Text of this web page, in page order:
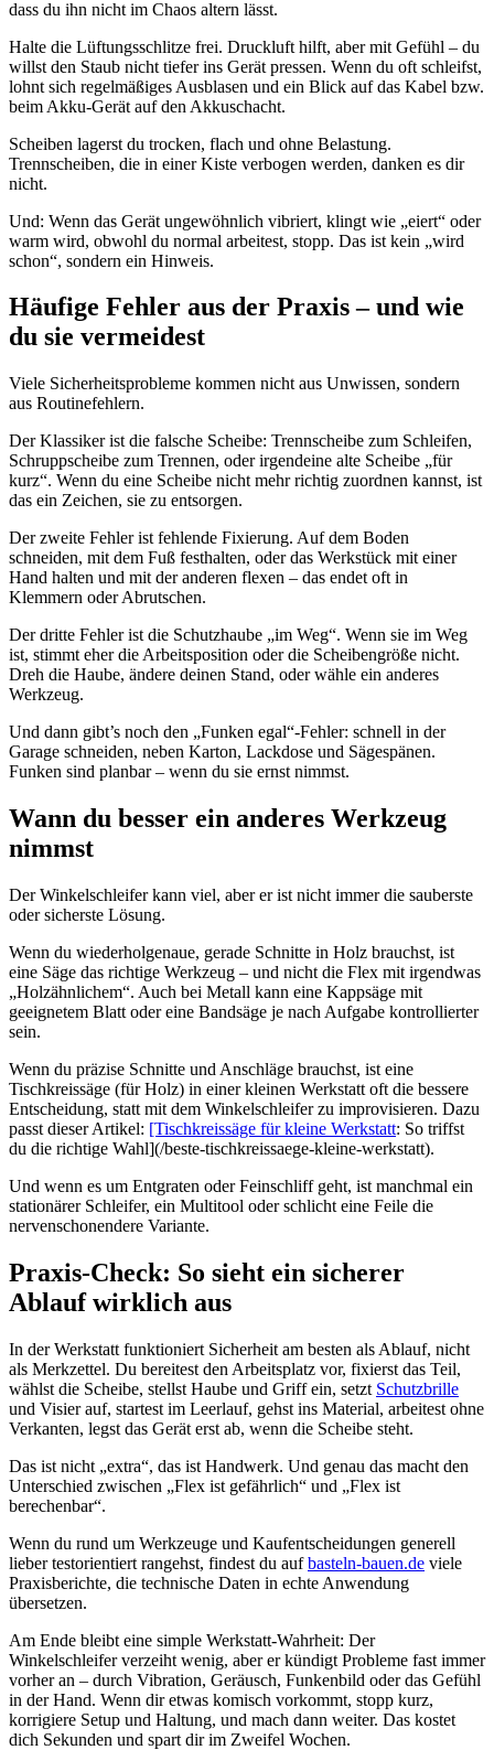
dass du ihn nicht im Chaos altern lässt.
Halte die Lüftungsschlitze frei. Druckluft hilft, aber mit Gefühl – du
willst den Staub nicht tiefer ins Gerät pressen. Wenn du oft schleifst,
lohnt sich regelmäßiges Ausblasen und ein Blick auf das Kabel bzw.
beim Akku-Gerät auf den Akkuschacht.
Scheiben lagerst du trocken, flach und ohne Belastung.
Trennscheiben, die in einer Kiste verbogen werden, danken es dir
nicht.
Und: Wenn das Gerät ungewöhnlich vibriert, klingt wie „eiert“ oder
warm wird, obwohl du normal arbeitest, stopp. Das ist kein „wird
schon“, sondern ein Hinweis.
Häufige Fehler aus der Praxis – und wie
du sie vermeidest
Viele Sicherheitsprobleme kommen nicht aus Unwissen, sondern
aus Routinefehlern.
Der Klassiker ist die falsche Scheibe: Trennscheibe zum Schleifen,
Schruppscheibe zum Trennen, oder irgendeine alte Scheibe „für
kurz“. Wenn du eine Scheibe nicht mehr richtig zuordnen kannst, ist
das ein Zeichen, sie zu entsorgen.
Der zweite Fehler ist fehlende Fixierung. Auf dem Boden
schneiden, mit dem Fuß festhalten, oder das Werkstück mit einer
Hand halten und mit der anderen flexen – das endet oft in
Klemmern oder Abrutschen.
Der dritte Fehler ist die Schutzhaube „im Weg“. Wenn sie im Weg
ist, stimmt eher die Arbeitsposition oder die Scheibengröße nicht.
Dreh die Haube, ändere deinen Stand, oder wähle ein anderes
Werkzeug.
Und dann gibt’s noch den „Funken egal“-Fehler: schnell in der
Garage schneiden, neben Karton, Lackdose und Sägespänen.
Funken sind planbar – wenn du sie ernst nimmst.
Wann du besser ein anderes Werkzeug
nimmst
Der Winkelschleifer kann viel, aber er ist nicht immer die sauberste
oder sicherste Lösung.
Wenn du wiederholgenaue, gerade Schnitte in Holz brauchst, ist
eine Säge das richtige Werkzeug – und nicht die Flex mit irgendwas
„Holzähnlichem“. Auch bei Metall kann eine Kappsäge mit
geeignetem Blatt oder eine Bandsäge je nach Aufgabe kontrollierter
sein.
Wenn du präzise Schnitte und Anschläge brauchst, ist eine
Tischkreissäge (für Holz) in einer kleinen Werkstatt oft die bessere
Entscheidung, statt mit dem Winkelschleifer zu improvisieren. Dazu
passt dieser Artikel: [Tischkreissäge für kleine Werkstatt: So triffst
du die richtige Wahl](/beste-tischkreissaege-kleine-werkstatt).
Und wenn es um Entgraten oder Feinschliff geht, ist manchmal ein
stationärer Schleifer, ein Multitool oder schlicht eine Feile die
nervenschonendere Variante.
Praxis-Check: So sieht ein sicherer
Ablauf wirklich aus
In der Werkstatt funktioniert Sicherheit am besten als Ablauf, nicht
als Merkzettel. Du bereitest den Arbeitsplatz vor, fixierst das Teil,
wählst die Scheibe, stellst Haube und Griff ein, setzt Schutzbrille
und Visier auf, startest im Leerlauf, gehst ins Material, arbeitest ohne
Verkanten, legst das Gerät erst ab, wenn die Scheibe steht.
Das ist nicht „extra“, das ist Handwerk. Und genau das macht den
Unterschied zwischen „Flex ist gefährlich“ und „Flex ist
berechenbar“.
Wenn du rund um Werkzeuge und Kaufentscheidungen generell
lieber testorientiert rangehst, findest du aufbasteln-bauen.de viele
Praxisberichte, die technische Daten in echte Anwendung
übersetzen.
Am Ende bleibt eine simple Werkstatt-Wahrheit: Der
Winkelschleifer verzeiht wenig, aber er kündigt Probleme fast immer
vorher an – durch Vibration, Geräusch, Funkenbild oder das Gefühl
in der Hand. Wenn dir etwas komisch vorkommt, stopp kurz,
korrigiere Setup und Haltung, und mach dann weiter. Das kostet
dich Sekunden und spart dir im Zweifel Wochen.